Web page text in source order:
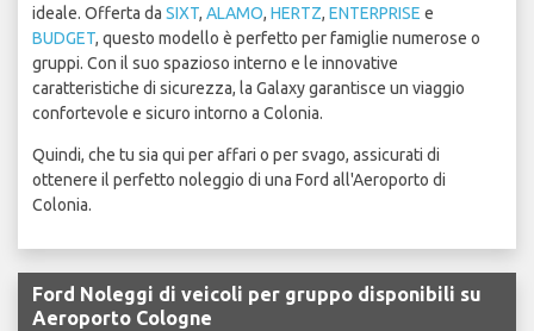
ideale. Offerta da SIXT, ALAMO, HERTZ, ENTERPRISE e
BUDGET, questo modello è perfetto per famiglie numerose o
gruppi. Con il suo spazioso interno e le innovative
caratteristiche di sicurezza, la Galaxy garantisce un viaggio
confortevole e sicuro intorno a Colonia.
Quindi, che tu sia qui per affari o per svago, assicurati di
ottenere il perfetto noleggio di una Ford all'Aeroporto di
Colonia.
Ford Noleggi di veicoli per gruppo disponibili su
Aeroporto Cologne